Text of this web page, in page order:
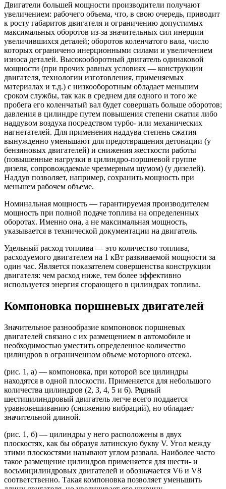
Двигатели большей мощности производители получают
увеличением: рабочего объема, что, в свою очередь, приводит
к росту габаритов двигателя и ограничению допустимых
максимальных оборотов из-за значительных сил инерции
увеличившихся деталей; оборотов коленчатого вала, число
которых ограничено инерционными силами и увеличением
износа деталей. Высокооборотный двигатель одинаковой
мощности (при прочих равных условиях — конструкции
двигателя, технологии изготовления, применяемых
материалах и т.д.) с низкооборотным обладает меньшим
сроком службы, так как в среднем для одного и того же
пробега его коленчатый вал будет совершать больше оборотов;
давления в цилиндре путем повышения степени сжатия либо
наддувом воздуха посредством турбо- или механических
нагнетателей. Для применения наддува степень сжатия
вынужденно уменьшают для предотвращения детонации (у
бензиновых двигателей) и снижения жесткости работы
(повышенные нагрузки в цилиндро-поршневой группе
дизеля, сопровождаемые чрезмерным шумом) (у дизелей).
Наддув позволяет, например, сохранить мощность при
меньшем рабочем объеме.
Номинальная мощность — гарантируемая производителем
мощность при полной подаче топлива на определенных
оборотах. Именно она, а не максимальная мощность,
указывается в технической документации на двигатель.
Удельный расход топлива — это количество топлива,
расходуемого двигателем на 1 кВт развиваемой мощности за
один час. Является показателем совершенства конструкции
двигателя: чем расход ниже, тем более эффективно
используется энергия сгорающего в цилиндрах топлива.
Компоновка поршневых двигателей
Значительное разнообразие компоновок поршневых
двигателей связано с их размещением в автомобиле и
необходимостью уместить определенное количество
цилиндров в ограниченном объеме моторного отсека.
(рис. 1, а) — компоновка, при которой все цилиндры
находятся в одной плоскости. Применяется для небольшого
количества цилиндров (2, 3, 4, 5 и 6). Рядный
шестицилиндровый двигатель легче всего поддается
уравновешиванию (снижению вибраций), но обладает
значительной длиной.
(рис. 1, б) — цилиндры у него расположены в двух
плоскостях, как бы образуя латинскую букву V. Угол между
этими плоскостями называют углом развала. Наиболее часто
такое размещение цилиндров применяется для шести- и
восьмицилиндровых двигателей и обозначается V6 и V8
соответственно. Такая компоновка позволяет уменьшить